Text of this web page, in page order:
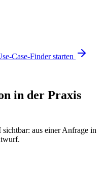
Case-Finder starten
in der Praxis
aus einer Anfrage in